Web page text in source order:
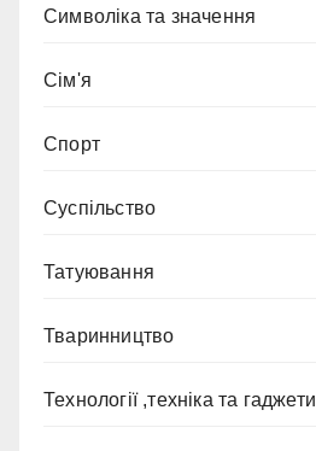
Символіка та значення
Сім'я
Спорт
Суспільство
Татуювання
Тваринництво
Технології ,техніка та гаджети